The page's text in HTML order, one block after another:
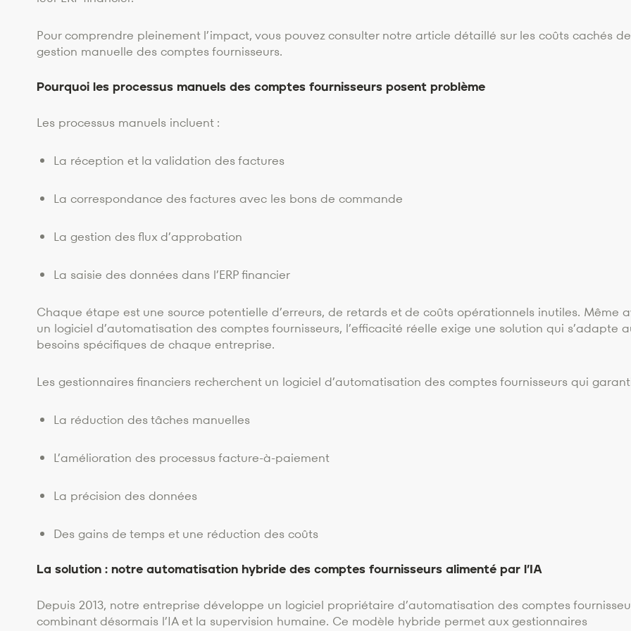
Pour comprendre pleinement l’impact, vous pouvez consulter notre article détaillé sur les coûts cachés
gestion manuelle des comptes fournisseurs.
Pourquoi les processus manuels des comptes fournisseurs posent problème
Les processus manuels incluent :
La réception et la validation des factures
La correspondance des factures avec les bons de commande
La gestion des flux d’approbation
La saisie des données dans l’ERP financier
Chaque étape est une source potentielle d’erreurs, de retards et de coûts opérationnels inutiles. Même
un logiciel d’automatisation des comptes fournisseurs, l’efficacité réelle exige une solution qui s’adapte
besoins spécifiques de chaque entreprise.
Les gestionnaires financiers recherchent un logiciel d’automatisation des comptes fournisseurs qui
La réduction des tâches manuelles
L’amélioration des processus facture-à-paiement
La précision des données
Des gains de temps et une réduction des coûts
La solution : notre automatisation hybride des comptes fournisseurs alimenté par l’IA
Depuis 2013, notre entreprise développe un logiciel propriétaire d’automatisation des comptes
combinant désormais l’IA et la supervision humaine. Ce modèle hybride permet aux gestionnaires